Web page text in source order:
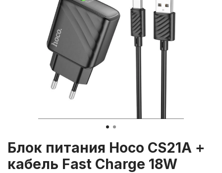
Блок питания Hoco CS21A +
кабель Fast Charge 18W